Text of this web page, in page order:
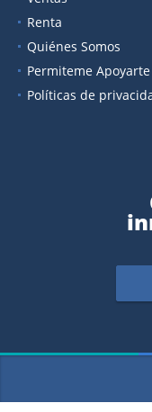
Renta
Quiénes Somos
Permiteme Apoyarte
Políticas de